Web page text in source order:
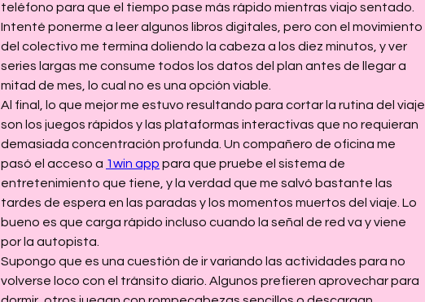
teléfono para que el tiempo pase más rápido mientras viajo sentado.
Intenté ponerme a leer algunos libros digitales, pero con el movimiento
del colectivo me termina doliendo la cabeza a los diez minutos, y ver
series largas me consume todos los datos del plan antes de llegar a
mitad de mes, lo cual no es una opción viable.
Al final, lo que mejor me estuvo resultando para cortar la rutina del viaje
son los juegos rápidos y las plataformas interactivas que no requieran
demasiada concentración profunda. Un compañero de oficina me
pasó el acceso a 1win app para que pruebe el sistema de
entretenimiento que tiene, y la verdad que me salvó bastante las
tardes de espera en las paradas y los momentos muertos del viaje. Lo
bueno es que carga rápido incluso cuando la señal de red va y viene
por la autopista.
Supongo que es una cuestión de ir variando las actividades para no
volverse loco con el tránsito diario. Algunos prefieren aprovechar para